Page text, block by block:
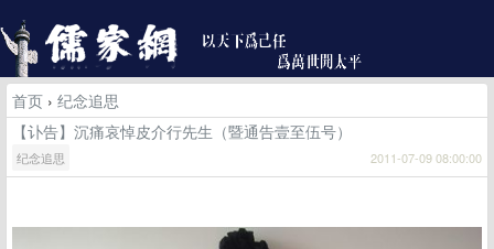
首页 › 纪念追思
【讣告】沉痛哀悼皮介行先生（暨通告壹至伍号）
纪念追思 2011-07-09 08:00:00